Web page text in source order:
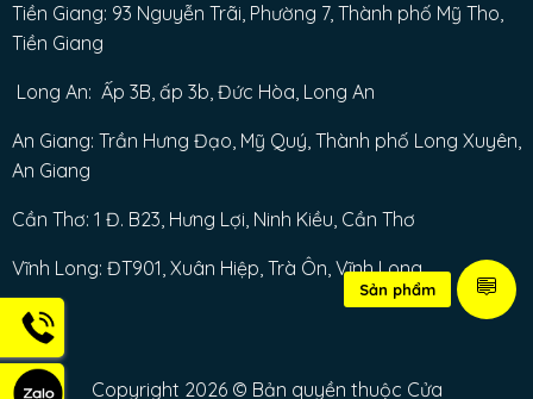
Tiền Giang: 93 Nguyễn Trãi, Phường 7, Thành phố Mỹ Tho,
Tiền Giang
Long An: Ấp 3B, ấp 3b, Đức Hòa, Long An
An Giang: Trần Hưng Đạo, Mỹ Quý, Thành phố Long Xuyên,
An Giang
Cần Thơ: 1 Đ. B23, Hưng Lợi, Ninh Kiều, Cần Thơ
Vĩnh Long: ĐT901, Xuân Hiệp, Trà Ôn, Vĩnh Long
Copyright 2026 © Bản quyền thuộc Cửa
Sản phẩm